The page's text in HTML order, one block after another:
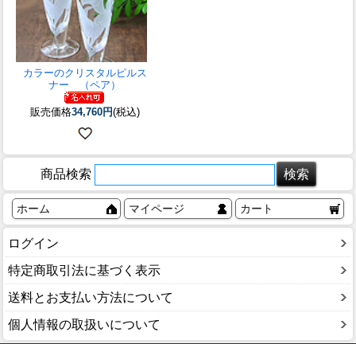
カラーのクリスタルピルス
ナー （ペア）
販売価格34,760円(税込)
商品検索
ホーム マイページ カート
ログイン
特定商取引法に基づく表示
送料とお支払い方法について
個人情報の取扱いについて